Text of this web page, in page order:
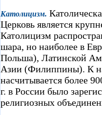
Католицизм.
Церковь является
Католицизм
шара, но наиболее в
Польша), Латинской
Азии (Филиппины). К
насчитывается более
г. в России было
религиозных